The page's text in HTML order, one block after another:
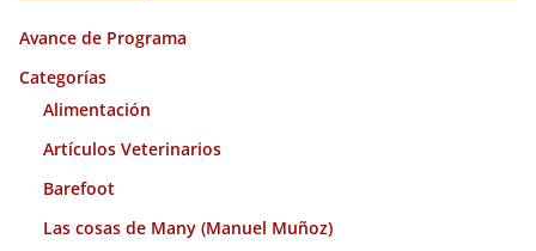
v
o
Avance de Programa
Categorías
Alimentación
Artículos Veterinarios
Barefoot
Las cosas de Many (Manuel Muñoz)